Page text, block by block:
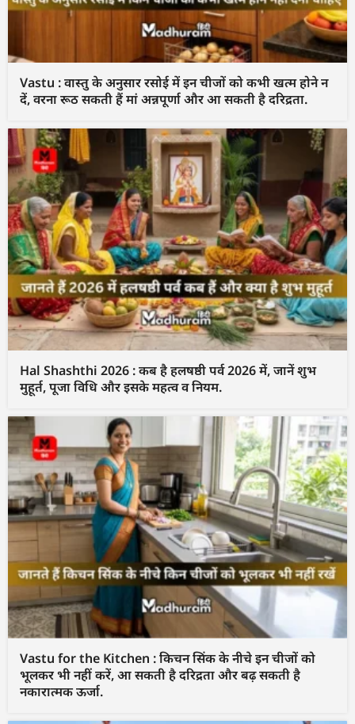
Vastu : वास्तु के अनुसार रसोई में इन चीजों को कभी खत्म होने न
दें, वरना रूठ सकती हैं मां अन्नपूर्णा और आ सकती है दरिद्रता.
Hal Shashthi 2026 : कब है हलषष्ठी पर्व 2026 में, जानें शुभ
मुहूर्त, पूजा विधि और इसके महत्व व नियम.
Vastu for the Kitchen : किचन सिंक के नीचे इन चीजों को
भूलकर भी नहीं करें, आ सकती है दरिद्रता और बढ़ सकती है
नकारात्मक ऊर्जा.